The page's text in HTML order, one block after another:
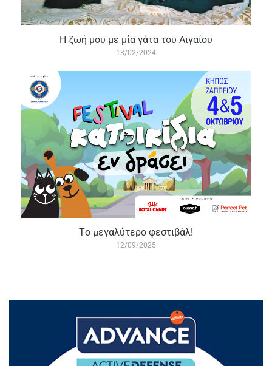
Η ζωή μου με μία γάτα του Αιγαίου
13/02/2024
Tο μεγαλύτερο φεστιβάλ!
12/09/2025